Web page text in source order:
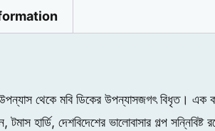
থেকে মবি ডিকের উপন্যাসজগৎ বিধৃত। এক
টমাস হার্ডি, দেশবিদেশের ভালোবাসার গল্প